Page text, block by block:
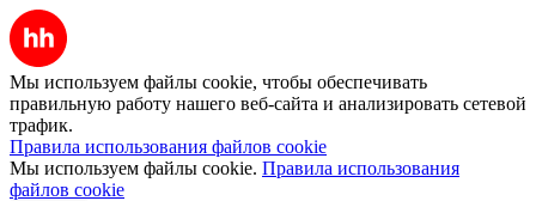
Мы используем файлы cookie, чтобы обеспечивать
правильную работу нашего веб-сайта и анализировать сетевой
трафик.
Правила использования файлов cookie
Мы используем файлы cookie. Правила использования
файлов cookie